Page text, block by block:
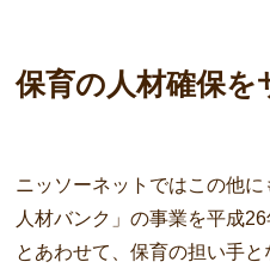
保育の人材確保を
ニッソーネットではこの他
人材バンク」の事業を平成
とあわせて、保育の担い手